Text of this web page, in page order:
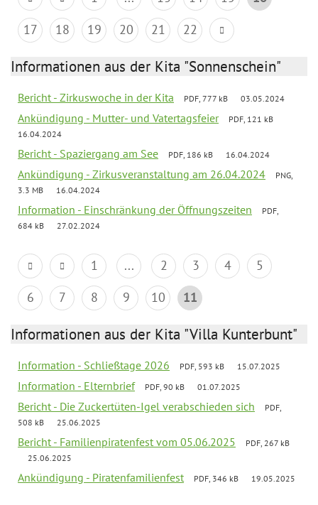
17
18 19 20 21 22
Informationen aus der Kita "Sonnenschein"
Bericht - Zirkuswoche in der Kita PDF, 777 kB 03.05.2024
Ankündigung - Mutter- und Vatertagsfeier
PDF, 121 kB
16.04.2024
Bericht - Spaziergang am See PDF, 186 kB 16.04.2024
Ankündigung - Zirkusveranstaltung am 26.04.2024
PNG,
3.3 MB
16.04.2024
Information - Einschränkung der Öffnungszeiten
PDF,
684 kB
27.02.2024
1 ... 2 3 4
5
6
7 8 9 10 11
Informationen aus der Kita "Villa Kunterbunt"
Information - Schließtage 2026 PDF, 593 kB 15.07.2025
Information - Elternbrief PDF, 90 kB 01.07.2025
Bericht - Die Zuckertüten-Igel verabschieden sich
PDF,
508 kB
25.06.2025
Bericht - Familienpiratenfest vom 05.06.2025
PDF, 267 kB
25.06.2025
Ankündigung - Piratenfamilienfest PDF, 346 kB 19.05.2025